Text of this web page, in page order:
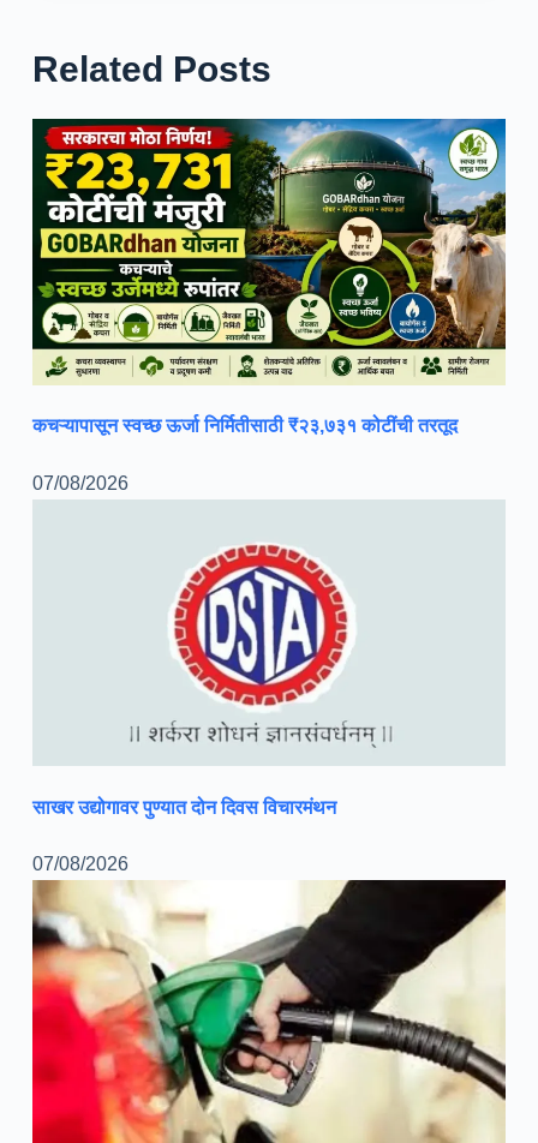
Related Posts
कचऱ्यापासून स्वच्छ ऊर्जा निर्मितीसाठी ₹२३,७३१ कोटींची तरतूद
07/08/2026
साखर उद्योगावर पुण्यात दोन दिवस विचारमंथन
07/08/2026